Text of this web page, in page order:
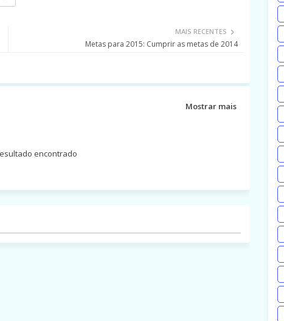
MAIS RECENTES
Metas para 2015: Cumprir as metas de 2014
Mostrar mais
encontrado